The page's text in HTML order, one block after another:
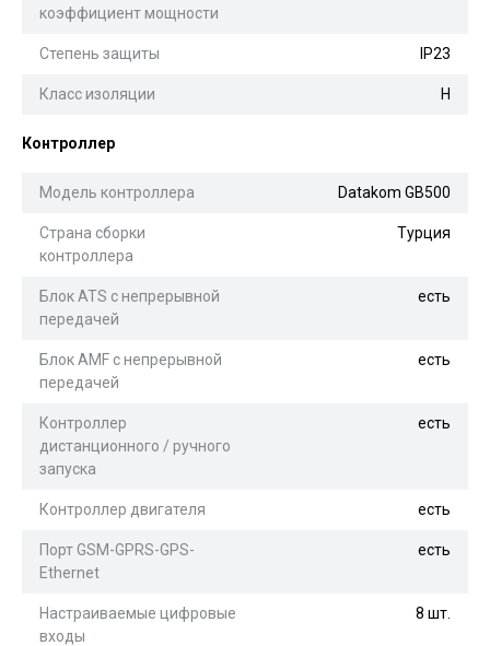
коэффициент мощности
Степень защиты IP23
Класс изоляции H
Контроллер
Модель контроллера Datakom GB500
Страна сборки
контроллера
Турция
Блок ATS с непрерывной
передачей
есть
Блок AMF с непрерывной
передачей
есть
Контроллер
дистанционного / ручного
запуска
есть
Контроллер двигателя есть
Порт GSM-GPRS-GPS-
Ethernet
есть
Настраиваемые цифровые
входы
8 шт.